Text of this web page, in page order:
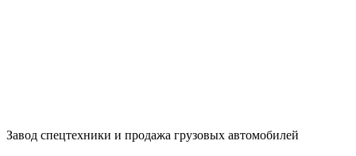
Завод спецтехники и продажа грузовых автомобилей